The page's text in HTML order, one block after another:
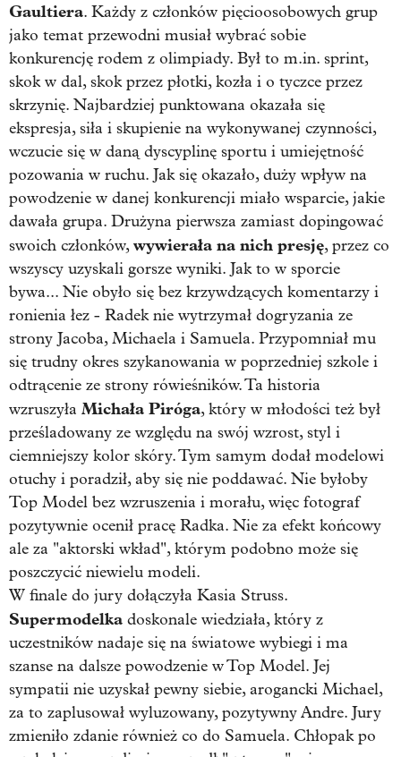
Gaultiera. Każdy z członków pięcioosobowych grup
jako temat przewodni musiał wybrać sobie
konkurencję rodem z olimpiady. Był to m.in. sprint,
skok w dal, skok przez płotki, kozła i o tyczce przez
skrzynię. Najbardziej punktowana okazała się
ekspresja, siła i skupienie na wykonywanej czynności,
wczucie się w daną dyscyplinę sportu i umiejętność
pozowania w ruchu. Jak się okazało, duży wpływ na
powodzenie w danej konkurencji miało wsparcie, jakie
dawała grupa. Drużyna pierwsza zamiast dopingować
swoich członków,wywierała na nich presję, przez co
wszyscy uzyskali gorsze wyniki. Jak to w sporcie
bywa... Nie obyło się bez krzywdzących komentarzy i
ronienia łez - Radek nie wytrzymał dogryzania ze
strony Jacoba, Michaela i Samuela. Przypomniał mu
się trudny okres szykanowania w poprzedniej szkole i
odtrącenie ze strony rówieśników. Ta historia
wzruszyła Michała Piróga, który w młodości też był
prześladowany ze względu na swój wzrost, styl i
ciemniejszy kolor skóry. Tym samym dodał modelowi
otuchy i poradził, aby się nie poddawać. Nie byłoby
Top Model bez wzruszenia i morału, więc fotograf
pozytywnie ocenił pracę Radka. Nie za efekt końcowy
ale za "aktorski wkład", którym podobno może się
poszczycić niewielu modeli.
W finale do jury dołączyła Kasia Struss.
Supermodelka doskonale wiedziała, który z
uczestników nadaje się na światowe wybiegi i ma
szanse na dalsze powodzenie w Top Model. Jej
sympatii nie uzyskał pewny siebie, arogancki Michael,
za to zaplusował wyluzowany, pozytywny Andre. Jury
zmieniło zdanie również co do Samuela. Chłopak po